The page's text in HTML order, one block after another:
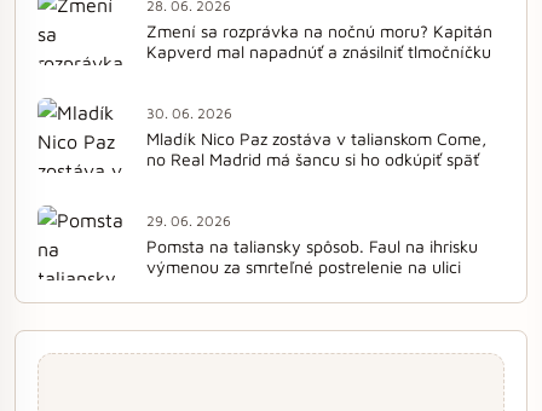
28. 06. 2026
Zmení sa rozprávka na nočnú moru? Kapitán
Kapverd mal napadnúť a znásilniť tlmočníčku
30. 06. 2026
Mladík Nico Paz zostáva v talianskom Come,
no Real Madrid má šancu si ho odkúpiť späť
29. 06. 2026
Pomsta na taliansky spôsob. Faul na ihrisku
výmenou za smrteľné postrelenie na ulici